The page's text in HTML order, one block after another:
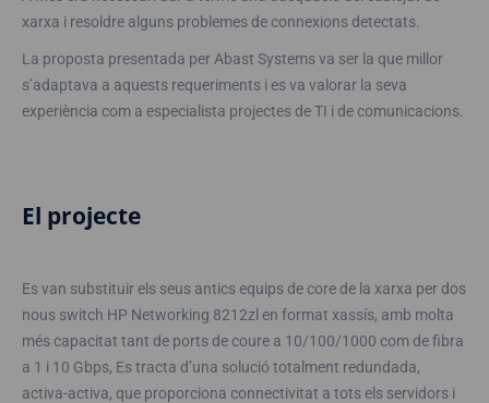
xarxa i resoldre alguns problemes de connexions detectats.
La proposta presentada per Abast Systems va ser la que millor
s’adaptava a aquests requeriments i es va valorar la seva
experiència com a especialista projectes de TI i de comunicacions.
El projecte
Es van substituir els seus antics equips de core de la xarxa per dos
nous switch HP Networking 8212zl en format xassís, amb molta
més capacitat tant de ports de coure a 10/100/1000 com de fibra
a 1 i 10 Gbps, Es tracta d’una solució totalment redundada,
activa-activa, que proporciona connectivitat a tots els servidors i